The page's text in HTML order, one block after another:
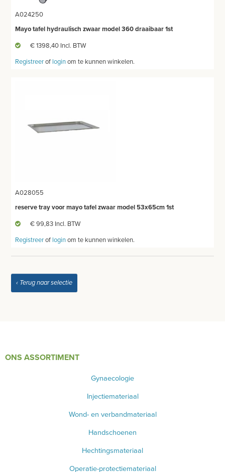
ONDERZOEKS- EN OPERATIETAFEL VETERINAIR
INSTRUMENTEN - INOX GERIEF
A024250
Mayo tafel hydraulisch zwaar model 360 draaibaar 1st
€ 1398,40 Incl. BTW
Registreerof loginom te kunnen winkelen.
A028055
reserve tray voor mayo tafel zwaar model 53x65cm 1st
€ 99,83 Incl. BTW
Registreerof loginom te kunnen winkelen.
‹ Terug naar selectie
ONS ASSORTIMENT
Gynaecologie
Injectiemateriaal
Wond- en verbandmateriaal
Handschoenen
Hechtingsmateriaal
Operatie-protectiemateriaal